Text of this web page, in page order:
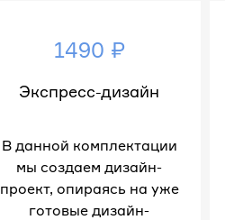
1490 ₽
Экспресс-дизайн
В данной комплектации
мы создаем дизайн-
проект, опираясь на уже
готовые дизайн-